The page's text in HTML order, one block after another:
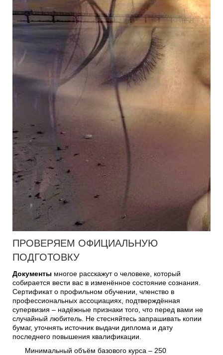
ПРОВЕРЯЕМ ОФИЦИАЛЬНУЮ
ПОДГОТОВКУ
Документы многое расскажут о человеке, который
собирается вести вас в изменённое состояние сознания.
Сертификат о профильном обучении, членство в
профессиональных ассоциациях, подтверждённая
супервизия – надёжные признаки того, что перед вами не
случайный любитель. Не стесняйтесь запрашивать копии
бумаг, уточнять источник выдачи диплома и дату
последнего повышения квалификации.
Минимальный объём базового курса – 250